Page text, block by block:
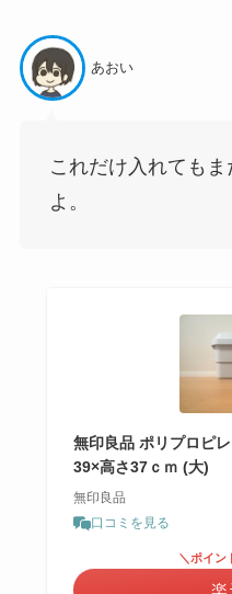
あおい
これだけ入れても
よ。
無印良品 ポリプロピ
39×高さ37ｃｍ (大)
無印良品
口コミを見る
＼ポイン